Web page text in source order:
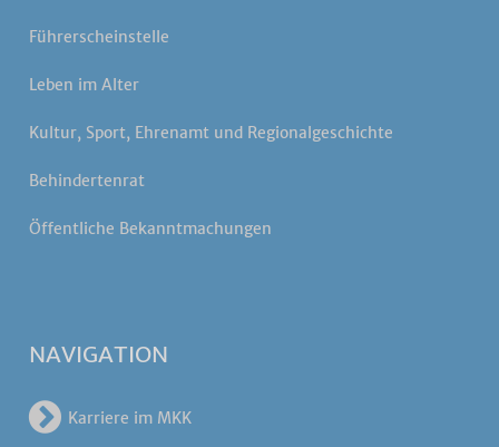
Führerscheinstelle
Leben im Alter
Kultur, Sport, Ehrenamt und Regionalgeschichte
Behindertenrat
Öffentliche Bekanntmachungen
NAVIGATION
Karriere im MKK